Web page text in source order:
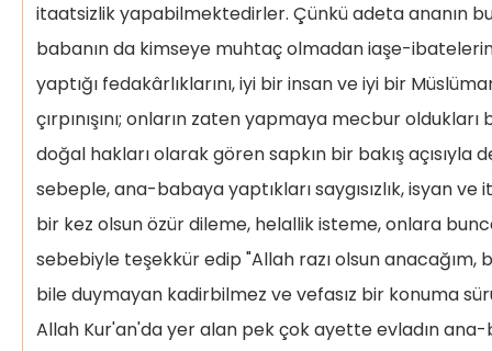
itaatsizlik yapabilmektedirler. Çünkü adeta ananın bu
babanın da kimseye muhtaç olmadan iaşe-
yaptığı fedakârlıklarını, iyi bir insan ve iyi bir
çırpınışını; onların zaten yapmaya mecbur
doğal hakları olarak gören sapkın bir bakış
sebeple, ana-babaya yaptıkları saygısızlık, isyan
bir kez olsun özür dileme, helallik isteme, onlara
sebebiyle teşekkür edip "Allah razı olsun anacağım,
bile duymayan kadirbilmez ve vefasız bir konuma
Allah Kur'an'da yer alan pek çok ayette evladın ana-